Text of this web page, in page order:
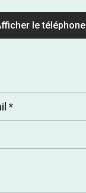
le téléphone